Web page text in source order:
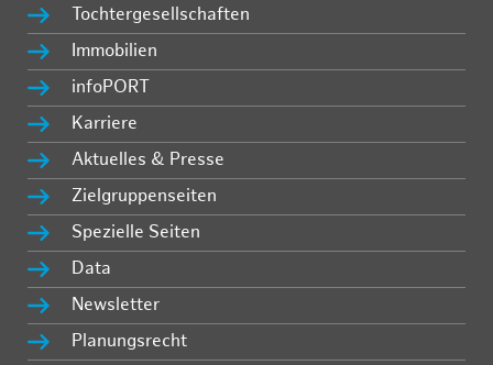
Tochtergesellschaften
Immobilien
infoPORT
Karriere
Aktuelles & Presse
Zielgruppenseiten
Spezielle Seiten
Data
Newsletter
Planungsrecht